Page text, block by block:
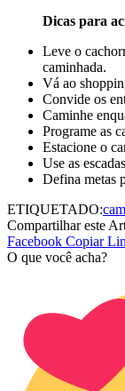
Dicas para
Leve o
caminhada.
Vá ao
Convide os
Caminhe
Programe as
Estacione o
Use as
Defina metas
ETIQUETADO:
Compartilhar este
Facebook Copiar
O que você acha?